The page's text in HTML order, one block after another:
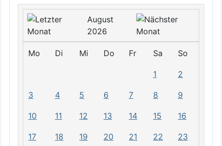
August
2026
Mo Di Mi Do Fr Sa So
1 2
3 4 5 6 7 8 9
10 11 12 13 14 15 16
17 18 19 20 21 22 23